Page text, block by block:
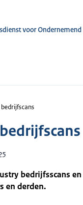
voor
bedrijfsscans
en derden.